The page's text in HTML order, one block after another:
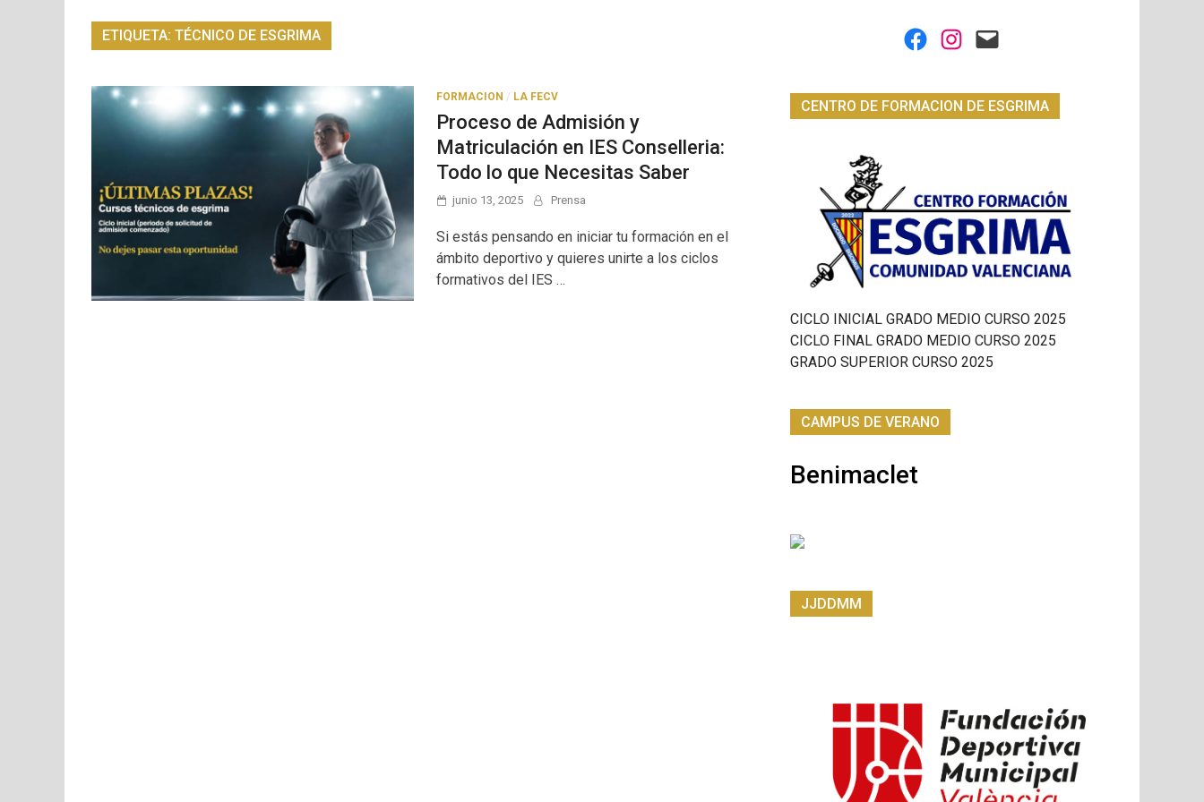
ETIQUETA: TÉCNICO DE ESGRIMA
FORMACION / LA FECV
Proceso de Admisión y
Matriculación en IES Conselleria:
Todo lo que Necesitas Saber
junio 13, 2025 Prensa
Si estás pensando en iniciar tu formación en el
ámbito deportivo y quieres unirte a los ciclos
formativos del IES …
Facebook
Instagram
Mail
CENTRO DE FORMACION DE ESGRIMA
CICLO INICIAL GRADO MEDIO CURSO 2025
CICLO FINAL GRADO MEDIO CURSO 2025
GRADO SUPERIOR CURSO 2025
CAMPUS DE VERANO
Benimaclet
JJDDMM